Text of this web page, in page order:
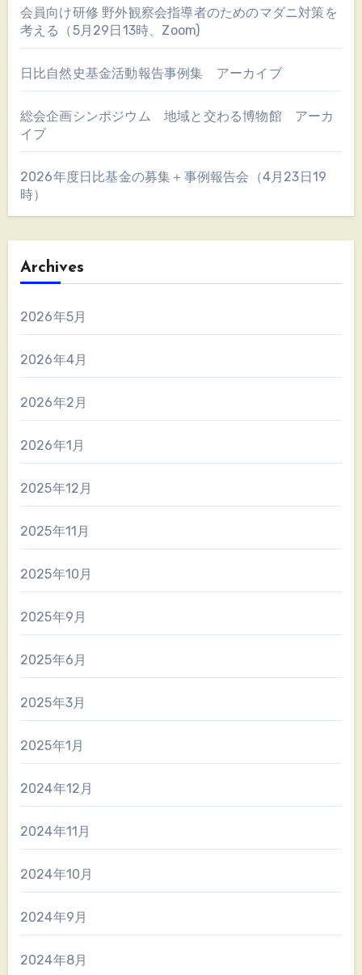
会員向け研修 野外観察会指導者のためのマダニ対策を
考える（5月29日13時、Zoom)
日比自然史基金活動報告事例集 アーカイブ
総会企画シンポジウム 地域と交わる博物館 アーカ
イブ
2026年度日比基金の募集＋事例報告会（4月23日19
時）
Archives
2026年5月
2026年4月
2026年2月
2026年1月
2025年12月
2025年11月
2025年10月
2025年9月
2025年6月
2025年3月
2025年1月
2024年12月
2024年11月
2024年10月
2024年9月
2024年8月